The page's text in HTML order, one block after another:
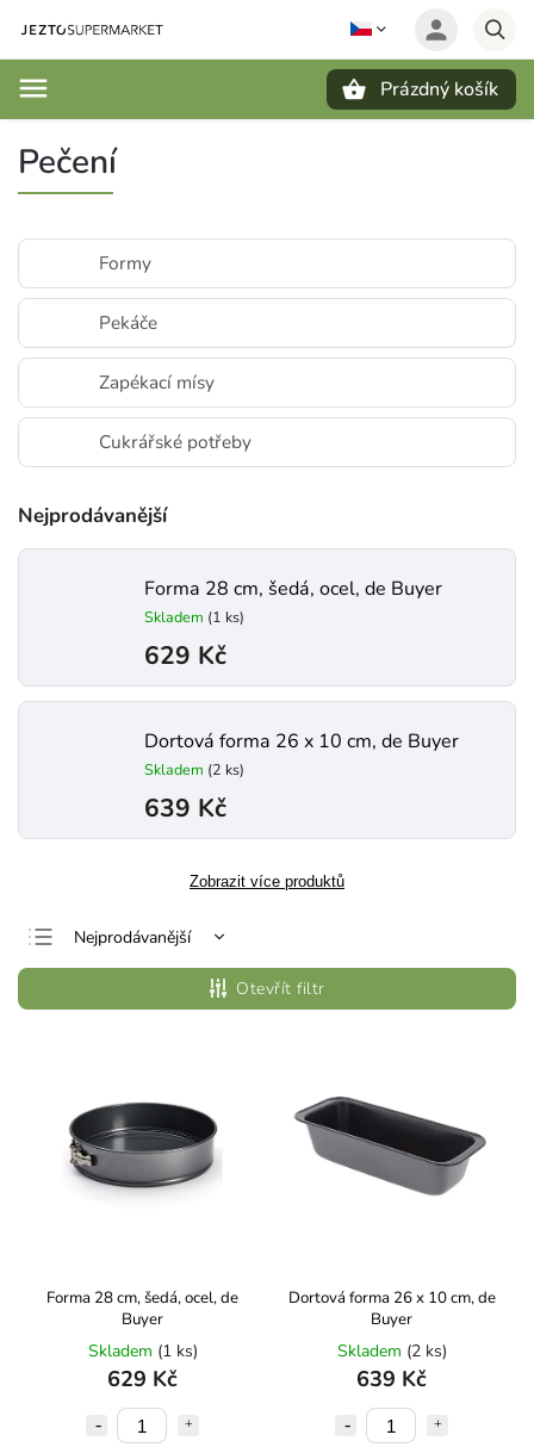
Prázdný košík
Pečení
Formy
Pekáče
Zapékací mísy
Cukrářské potřeby
Nejprodávanější
Forma 28 cm, šedá, ocel, de Buyer
Skladem (1 ks)
629 Kč
Dortová forma 26 x 10 cm, de Buyer
Skladem (2 ks)
639 Kč
Zobrazit více produktů
Nejprodávanější
Nejlevnější
Nejdražší
Otevřít filtr
Forma 28 cm, šedá, ocel, de
Buyer
Skladem (1 ks)
629 Kč
Dortová forma 26 x 10 cm, de
Buyer
Skladem (2 ks)
639 Kč